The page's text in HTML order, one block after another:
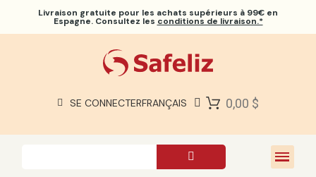
Livraison gratuite pour les achats supérieurs à 99€ en
Espagne. Consultez les conditions de livraison.*
SE CONNECTERFRANÇAIS 0,00 $